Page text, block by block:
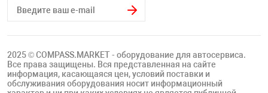
2025 © COMPASS.MARKET - оборудование для автосервиса.
Все права защищены. Вся представленная на сайте
информация, касающаяся цен, условий поставки и
обслуживания оборудования носит информационный